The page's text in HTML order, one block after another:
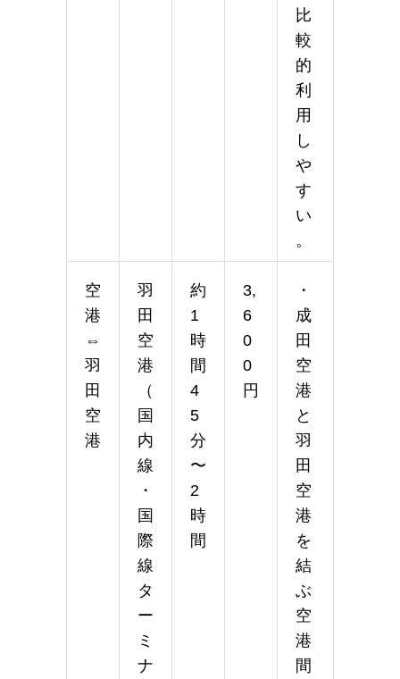
比
較
的
利
用
し
や
す
い
。
空
港
⇔
羽
田
空
港
羽
田
空
港
（
国
内
線
・
国
際
線
タ
ー
ミ
ナ
約
1
時
間
4
5
分
〜
2
時
間
3,
6
0
0
円
・
成
田
空
港
と
羽
田
空
港
を
結
ぶ
空
港
間